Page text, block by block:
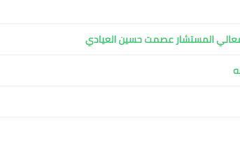
المستشار عصمت حسين العيادي